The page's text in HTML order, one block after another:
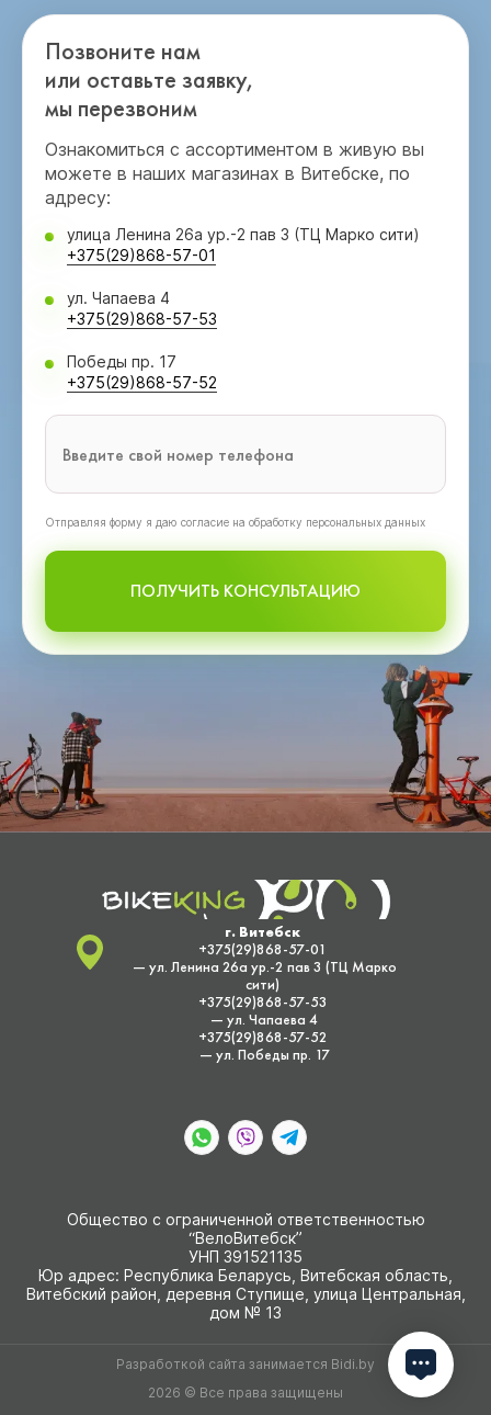
Позвоните нам
или оставьте заявку,
мы перезвоним
Ознакомиться с ассортиментом в живую вы
можете в наших магазинах в Витебске, по
адресу:
улица Ленина 26а ур.-2 пав 3 (ТЦ Марко сити)
+375(29)868-57-01
ул. Чапаева 4
+375(29)868-57-53
Победы пр. 17
+375(29)868-57-52
Oтправляя форму я даю согласие на обработку персональных данных
ПОЛУЧИТЬ КОНСУЛЬТАЦИЮ
г. Витебск
+375(29)868-57-01
— ул. Ленина 26а ур.-2 пав 3 (ТЦ Марко
сити)
+375(29)868-57-53
— ул. Чапаева 4
+375(29)868-57-52
— ул. Победы пр. 17
Общество с ограниченной ответственностью
“ВелоВитебск”
УНП 391521135
Юр адрес: Республика Беларусь, Витебская область,
Витебский район, деревня Ступище, улица Центральная,
дом № 13
Разработкой сайта занимается Bidi.by
2026 © Все права защищены